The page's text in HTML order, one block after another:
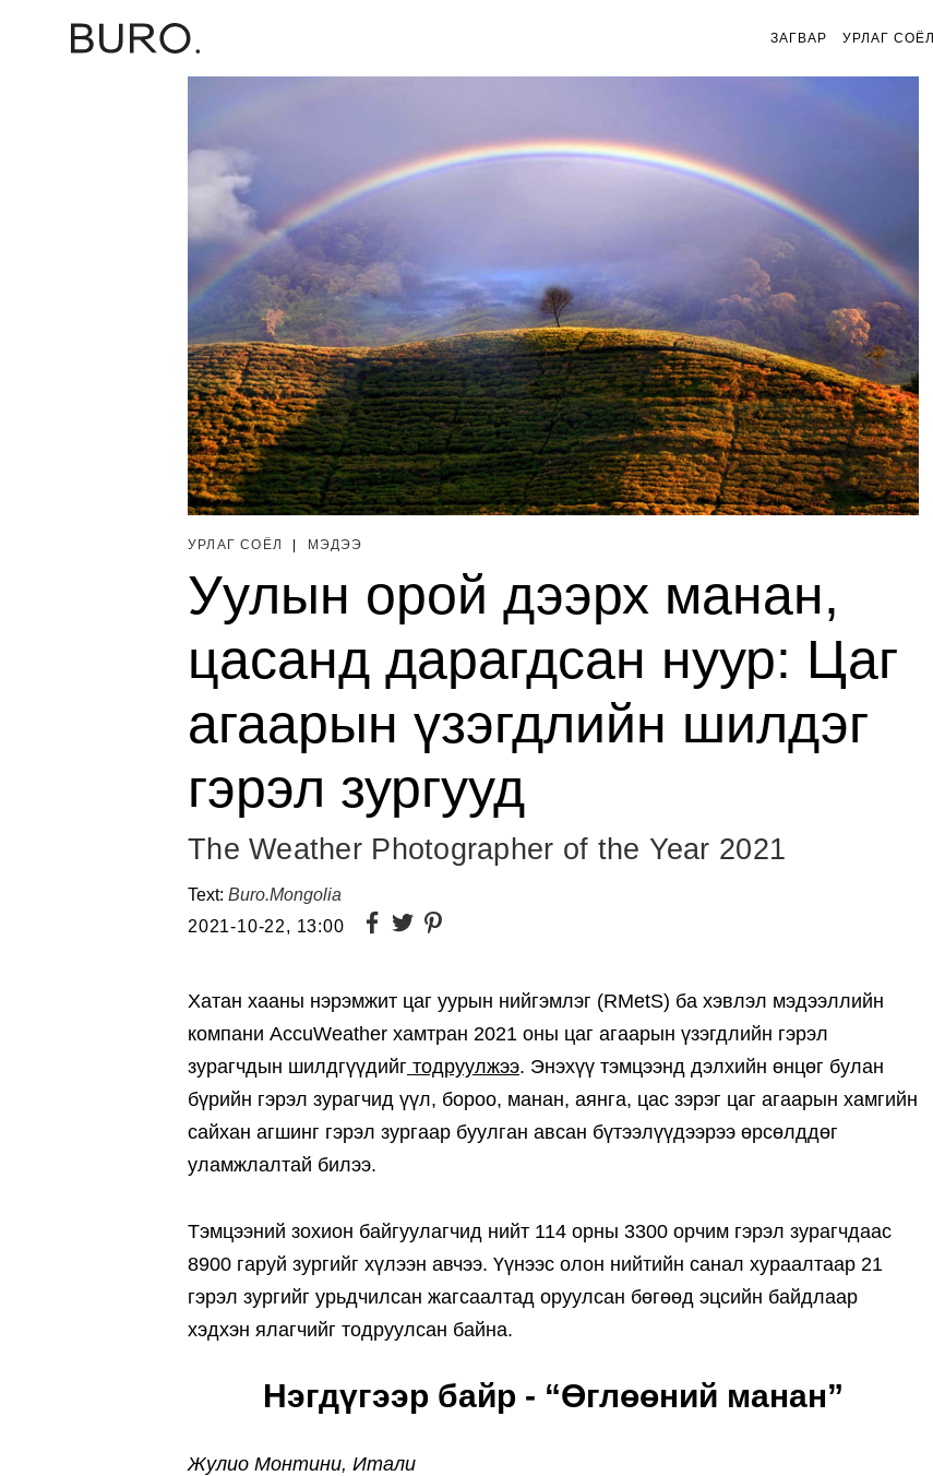
ЗАГВАР УРЛАГ СОЁЛ
УРЛАГ СОЁЛ МЭДЭЭ
Уулын орой дээрх манан,
цасанд дарагдсан нуур: Цаг
агаарын үзэгдлийн шилдэг
гэрэл зургууд
The Weather Photographer of the Year 2021
Text: Buro.Mongolia
2021-10-22, 13:00
Хатан хааны нэрэмжит цаг уурын нийгэмлэг (RMetS) ба хэвлэл мэдээллийн
компани AccuWeather хамтран 2021 оны цаг агаарын үзэгдлийн гэрэл
зурагчдын шилдгүүдийг тодруулжээ. Энэхүү тэмцээнд дэлхийн өнцөг булан
бүрийн гэрэл зурагчид үүл, бороо, манан, аянга, цас зэрэг цаг агаарын хамгийн
сайхан агшинг гэрэл зургаар буулган авсан бүтээлүүдээрээ өрсөлддөг
уламжлалтай билээ.
Тэмцээний зохион байгуулагчид нийт 114 орны 3300 орчим гэрэл зурагчдаас
8900 гаруй зургийг хүлээн авчээ. Үүнээс олон нийтийн санал хураалтаар 21
гэрэл зургийг урьдчилсан жагсаалтад оруулсан бөгөөд эцсийн байдлаар
хэдхэн ялагчийг тодруулсан байна.
Нэгдүгээр байр - “Өглөөний манан”
Жулио Монтини, Итали